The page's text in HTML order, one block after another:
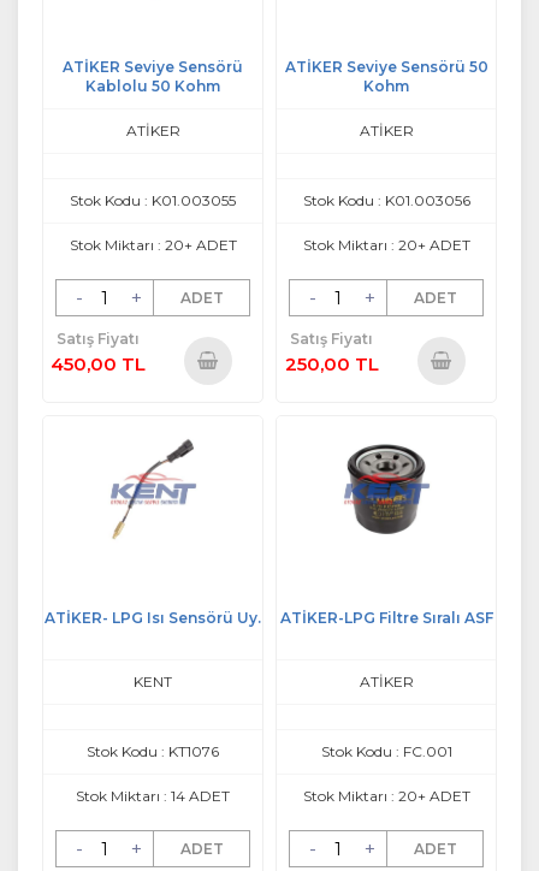
ATİKER Seviye Sensörü
Kablolu 50 Kohm
ATİKER
Stok Kodu : K01.003055
Stok Miktarı : 20+ ADET
- + ADET
Satış Fiyatı
450,00 TL
ATİKER Seviye Sensörü 50
Kohm
ATİKER
Stok Kodu : K01.003056
Stok Miktarı : 20+ ADET
- + ADET
Satış Fiyatı
250,00 TL
ATİKER- LPG Isı Sensörü Uy.
KENT
Stok Kodu : KT1076
Stok Miktarı : 14 ADET
- + ADET
ATİKER-LPG Filtre Sıralı ASF
ATİKER
Stok Kodu : FC.001
Stok Miktarı : 20+ ADET
- + ADET